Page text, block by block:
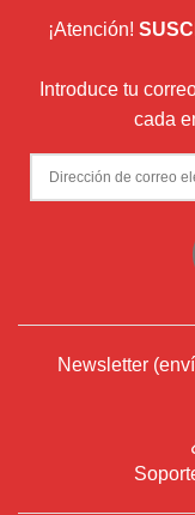
¡Atención!
Introduce tu
cada
Dirección
de
Newsletter